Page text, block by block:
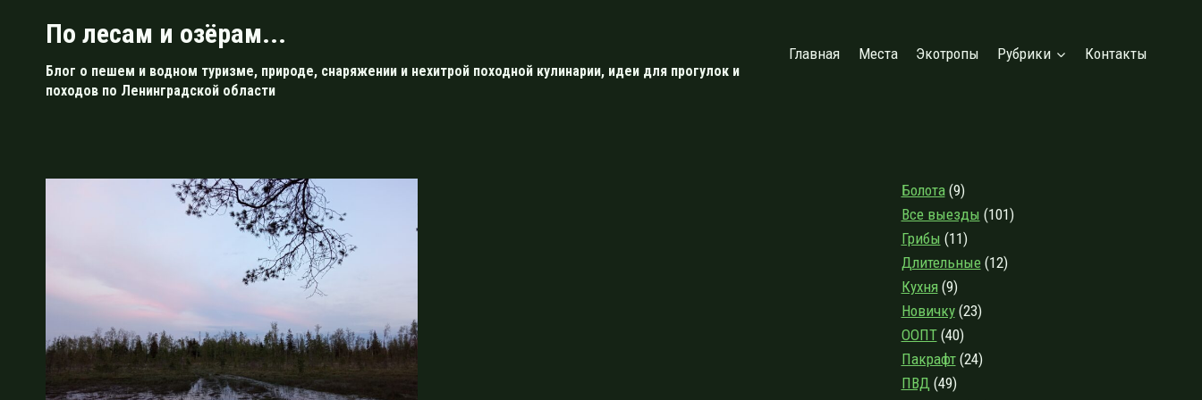
По лесам и озёрам...
Блог о пешем и водном туризме, природе, снаряжении и нехитрой походной кулинарии, идеи для прогулок и
походов по Ленинградской области
Главная Места Экотропы Рубрики Контакты
Болота(9)
Все выезды (101)
Грибы (11)
Длительные(12)
Кухня(9)
Новичку(23)
ООПТ(40)
Пакрафт(24)
ПВД(49)